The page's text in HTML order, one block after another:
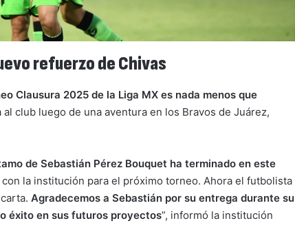
refuerzo de Chivas
Clausura 2025 de la Liga MX es nada menos que
al club luego de una aventura en los Bravos de Juárez,
de Sebastián Pérez Bouquet ha terminado en este
la institución para el próximo torneo. Ahora el futbolista
Agradecemos a Sebastián por su entrega durante su
éxito en sus futuros proyectos”, informó la institución